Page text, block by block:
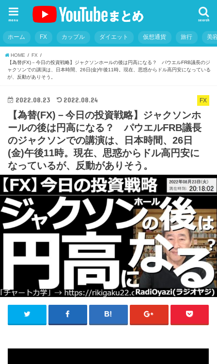
search
menu
ホーム FX カップル ダイエット 仮想通貨 旅行 美
HOME
FX
【為替(FX)－今日の投資戦略】ジャクソンホールの後は円高になる？ パウエルFRB議長のジ
ャクソンでの講演は、日本時間、26日(金)午後11時。現在、思惑からドル高円安になっている
が、反動がありそう。
FX
2022.08.23 2022.08.24
【為替(FX)－今日の投資戦略】ジャクソンホ
ールの後は円高になる？ パウエルFRB議長
のジャクソンでの講演は、日本時間、26日
(金)午後11時。現在、思惑からドル高円安に
なっているが、反動がありそう。